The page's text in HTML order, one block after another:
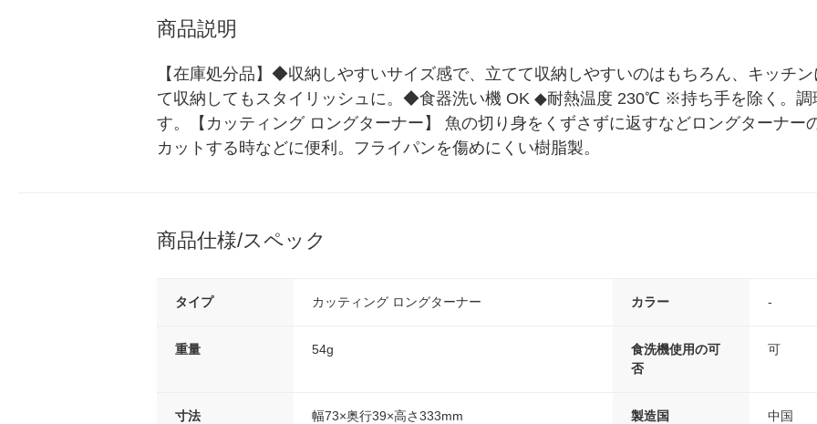
商品説明
【在庫処分品】◆収納しやすいサイズ感で、立てて収納しやすいのはもちろん、キッチ
て収納してもスタイリッシュに。◆食器洗い機 OK ◆耐熱温度 230℃ ※持ち手を除く。調
す。【カッティング ロングターナー】 魚の切り身をくずさずに返すなどロングターナー
カットする時などに便利。フライパンを傷めにくい樹脂製。
商品仕様/スペック
タイプ カッティング ロングターナー カラー -
重量 54g
食洗機使用の可
否
可
寸法 幅73×奥行39×高さ333mm 製造国 中国